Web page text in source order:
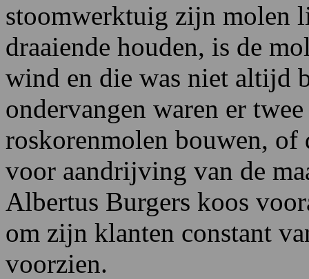
stoomwerktuig zijn molen
draaiende houden, is de
wind en die was niet altijd
ondervangen waren er
roskorenmolen bouwen,
voor aandrijving van de
Albertus Burgers koos
om zijn klanten constant
voorzien.